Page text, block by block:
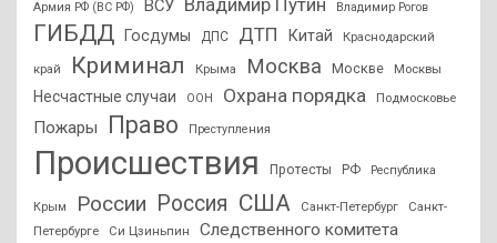
Армия РФ (ВС РФ) ВСУ Владимир Путин Владимир Рогов
ГИБДД Госдумы ДПС ДТП Китай Краснодарский
край Криминал Крыма Москва Москве Москвы
Несчастные случаи ООН Охрана порядка Подмосковье
Пожары Право Преступления
Происшествия Протесты РФ Республика
Крым России Россия США Санкт-Петербург
Санкт-
Петербурге
Си Цзиньпин
Следственного комитета